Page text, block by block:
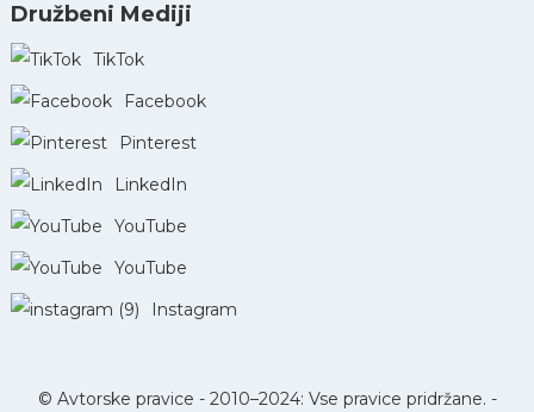
Družbeni Mediji
TikTok
Facebook
Pinterest
LinkedIn
YouTube
YouTube
Instagram
© Avtorske pravice - 2010–2024: Vse pravice pridržane. -